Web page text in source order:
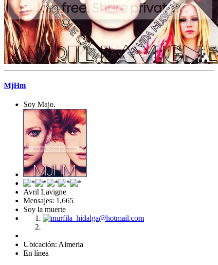
MjHm
Soy Majo.
Avril Lavigne
Mensajes: 1,665
Soy la muerte
Ubicación: Almeria
En línea